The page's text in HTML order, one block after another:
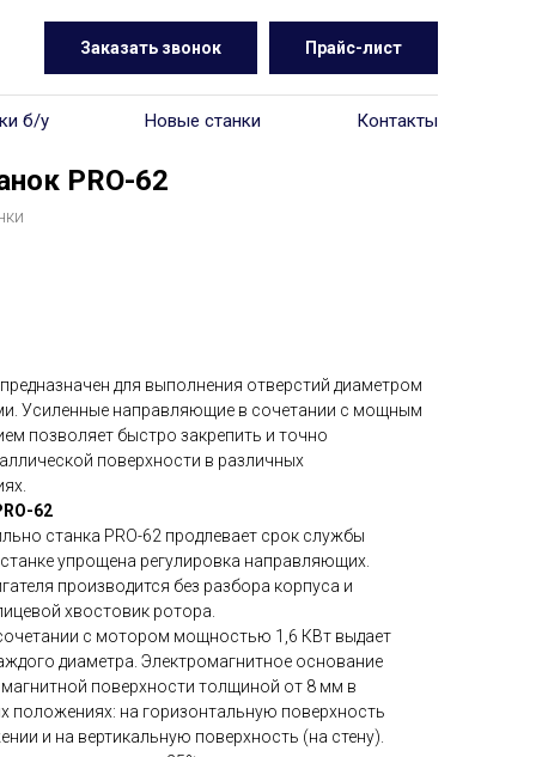
Заказать звонок Прайс-лист
б/у Новые станки Контакты
PRO-62
для выполнения отверстий диаметром
Усиленные направляющие в сочетании с мощным
позволяет быстро закрепить и точно
поверхности в различных
62
станка PRO-62 продлевает срок службы
упрощена регулировка направляющих.
производится без разбора корпуса и
хвостовик ротора.
с мотором мощностью 1,6 КВт выдает
диаметра. Электромагнитное основание
поверхности толщиной от 8 мм в
положениях: на горизонтальную поверхность
и на вертикальную поверхность (на стену).